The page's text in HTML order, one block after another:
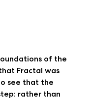
of the
Fractal was
see that the
rather than